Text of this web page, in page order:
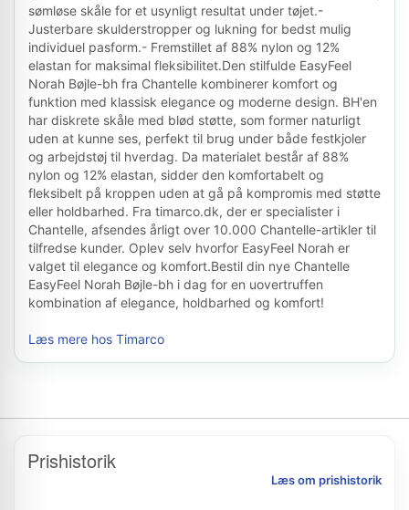
sømløse skåle for et usynligt resultat under tøjet.-
Justerbare skulderstropper og lukning for bedst mulig
individuel pasform.- Fremstillet af 88% nylon og 12%
elastan for maksimal fleksibilitet.Den stilfulde EasyFeel
Norah Bøjle-bh fra Chantelle kombinerer komfort og
funktion med klassisk elegance og moderne design. BH'en
har diskrete skåle med blød støtte, som former naturligt
uden at kunne ses, perfekt til brug under både festkjoler
og arbejdstøj til hverdag. Da materialet består af 88%
nylon og 12% elastan, sidder den komfortabelt og
fleksibelt på kroppen uden at gå på kompromis med støtte
eller holdbarhed. Fra timarco.dk, der er specialister i
Chantelle, afsendes årligt over 10.000 Chantelle-artikler til
tilfredse kunder. Oplev selv hvorfor EasyFeel Norah er
valget til elegance og komfort.Bestil din nye Chantelle
EasyFeel Norah Bøjle-bh i dag for en uovertruffen
kombination af elegance, holdbarhed og komfort!
Læs mere hos Timarco
Prishistorik
Læs om prishistorik